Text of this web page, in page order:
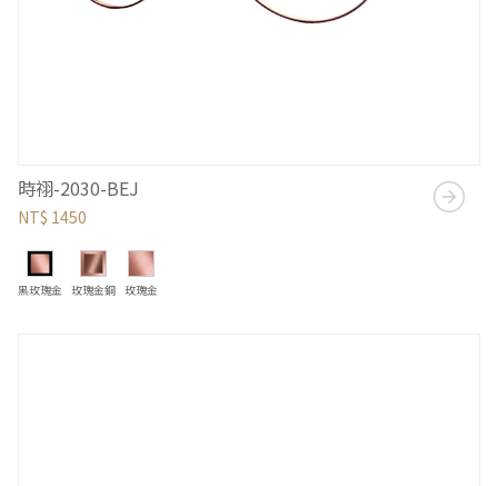
時祤-2030-BEJ
NT$ 1450
黑玫瑰金 玫瑰金銅 玫瑰金